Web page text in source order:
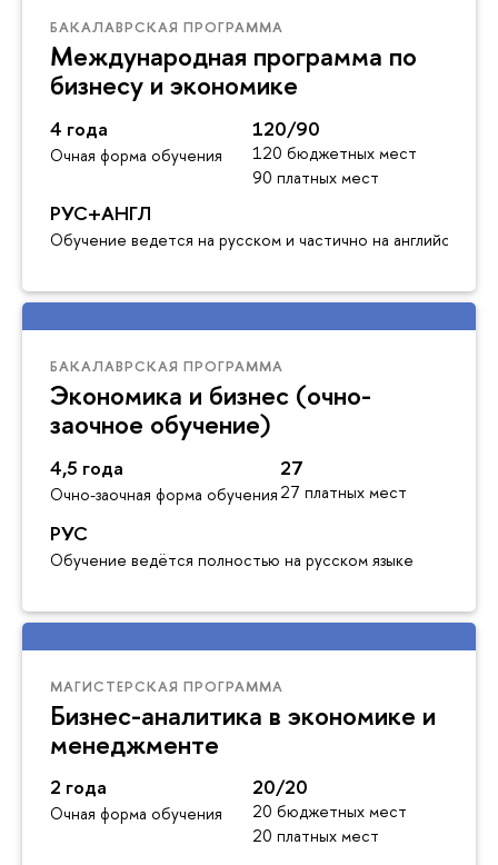
БАКАЛАВРСКАЯ ПРОГРАММА
Международная программа по
бизнесу и экономике
4 года
Очная форма обучения
120/90
120 бюджетных мест
90 платных мест
РУС+АНГЛ
Обучение ведется на русском и частично на английском
БАКАЛАВРСКАЯ ПРОГРАММА
Экономика и бизнес (очно-
заочное обучение)
4,5 года
Очно-заочная форма обучения
27
27 платных мест
РУС
Обучение ведётся полностью на русском языке
МАГИСТЕРСКАЯ ПРОГРАММА
Бизнес-аналитика в экономике и
менеджменте
2 года
Очная форма обучения
20/20
20 бюджетных мест
20 платных мест